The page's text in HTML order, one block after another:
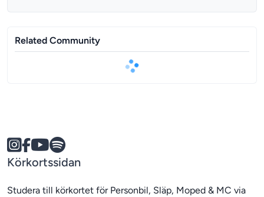
Related Community
Körkortssidan
Studera till körkortet för Personbil, Släp, Moped & MC via